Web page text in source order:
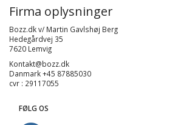
Firma oplysninger
Bozz.dk v/ Martin Gavlshøj Berg
Hedegårdvej 35
7620 Lemvig
Kontakt@bozz.dk
Danmark +45 87885030
cvr : 29117055
FØLG OS